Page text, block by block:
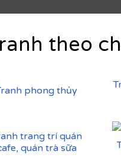
theo
phong thủy
trang trí quán
quán trà sữa